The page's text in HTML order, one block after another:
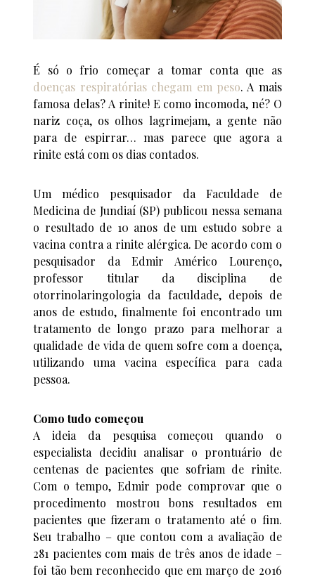
É só o frio começar a tomar conta que as
doenças respiratórias chegam em peso. A mais
famosa delas? A rinite! E como incomoda, né? O
nariz coça, os olhos lagrimejam, a gente não
para de espirrar… mas parece que agora a
rinite está com os dias contados.
Um médico pesquisador da Faculdade de
Medicina de Jundiaí (SP) publicou nessa semana
o resultado de 10 anos de um estudo sobre a
vacina contra a rinite alérgica. De acordo com o
pesquisador da Edmir Américo Lourenço,
professor titular da disciplina de
otorrinolaringologia da faculdade, depois de
anos de estudo, finalmente foi encontrado um
tratamento de longo prazo para melhorar a
qualidade de vida de quem sofre com a doença,
utilizando uma vacina específica para cada
pessoa.
Como tudo começou
A ideia da pesquisa começou quando o
especialista decidiu analisar o prontuário de
centenas de pacientes que sofriam de rinite.
Com o tempo, Edmir pode comprovar que o
procedimento mostrou bons resultados em
pacientes que fizeram o tratamento até o fim.
Seu trabalho – que contou com a avaliação de
281 pacientes com mais de três anos de idade –
foi tão bem reconhecido que em março de 2016